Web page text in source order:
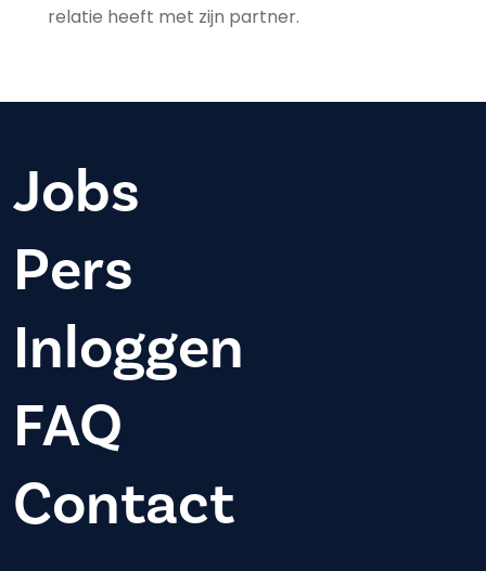
relatie heeft met zijn partner.
Jobs
Pers
Inloggen
FAQ
Contact